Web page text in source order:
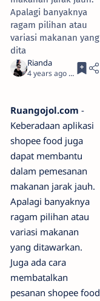
Apalagi banyaknya
ragam pilihan atau
variasi makanan yang
dita
4 years ago 5
Ruangojol.com -
Keberadaan aplikasi
shopee food juga
dapat membantu
dalam pemesanan
makanan jarak jauh.
Apalagi banyaknya
ragam pilihan atau
variasi makanan
yang ditawarkan.
Juga ada cara
membatalkan
pesanan shopee food